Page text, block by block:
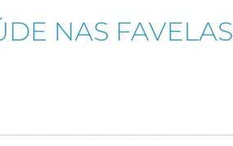
NAS FAVELAS